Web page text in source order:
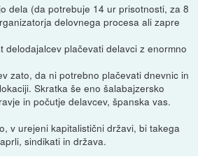
dela (da potrebuje 14 ur prisotnosti, za 8
delovnega procesa ali zapre
delodajalcev plačevati delavci z enormno
zato, da ni potrebno plačevati dnevnic in
Skratka še eno šalabajzersko
in počutje delavcev, španska vas.
v urejeni kapitalistični državi, bi takega
sindikati in država.